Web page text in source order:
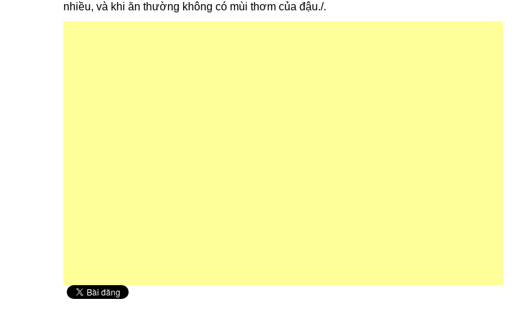
nhiều, và khi ăn thường không có mùi thơm của đậu./.